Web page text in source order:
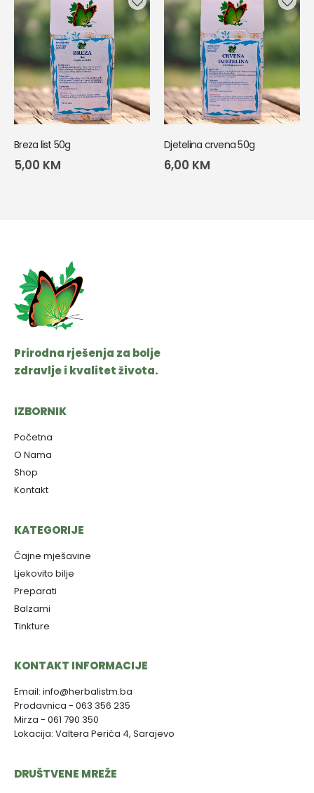
Breza list 50g
5,00 KM
Djetelina crvena 50g
6,00 KM
Prirodna rješenja za bolje
zdravlje i kvalitet života.
IZBORNIK
Početna
O Nama
Shop
Kontakt
KATEGORIJE
Čajne mješavine
Ljekovito bilje
Preparati
Balzami
Tinkture
KONTAKT INFORMACIJE
Email: info@herbalistm.ba
Prodavnica - 063 356 235
Mirza - 061 790 350
Lokacija: Valtera Perića 4, Sarajevo
DRUŠTVENE MREŽE